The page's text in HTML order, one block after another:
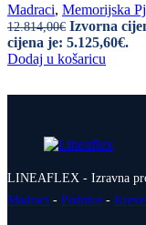
Madraci, Memorijska
12.814,00€ Izvorna
cijena je: 5.125,60€.
Dodaj u košaricu
LINEAFLEX - Izravna
Madraci - Podnice -